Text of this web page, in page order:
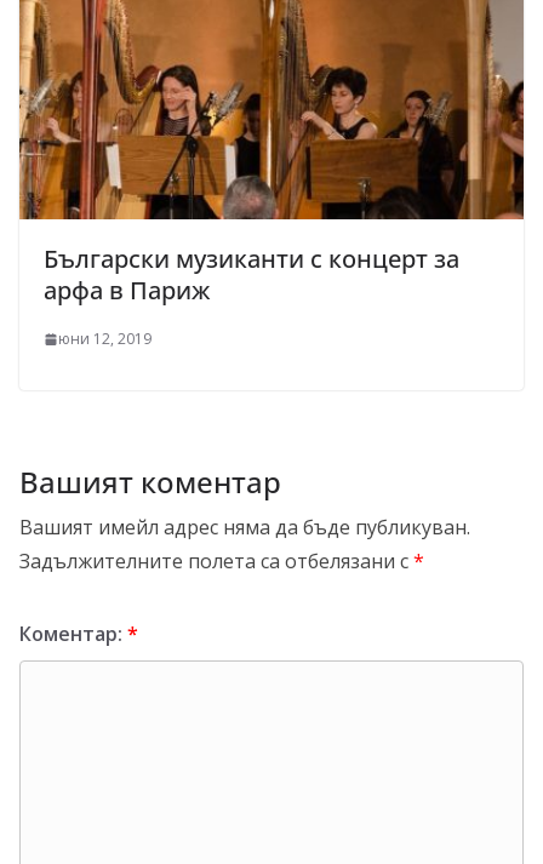
Български музиканти с концерт за
арфа в Париж
юни 12, 2019
Вашият коментар
Вашият имейл адрес няма да бъде публикуван.
Задължителните полета са отбелязани с*
Коментар: *